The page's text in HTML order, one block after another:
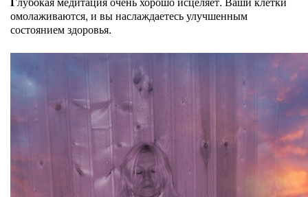
омолаживаются, и вы наслаждаетесь улучшенным
состоянием здоровья.